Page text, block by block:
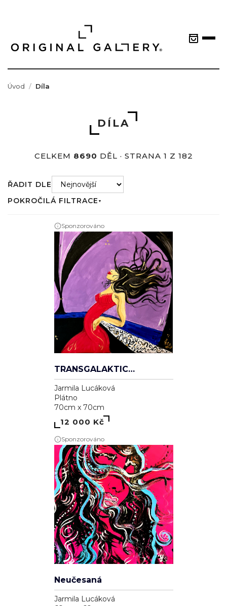
Úvod Díla
DÍLA
CELKEM 8690 DĚL · STRANA 1 Z 182
ŘADIT DLE
POKROČILÁ FILTRACE ▼
Sponzorováno
TRANSGALAKTICKÁ
Jarmila Lucáková
Plátno
70cm x 70cm
12 000 Kč
Sponzorováno
Neučesaná
Jarmila Lucáková